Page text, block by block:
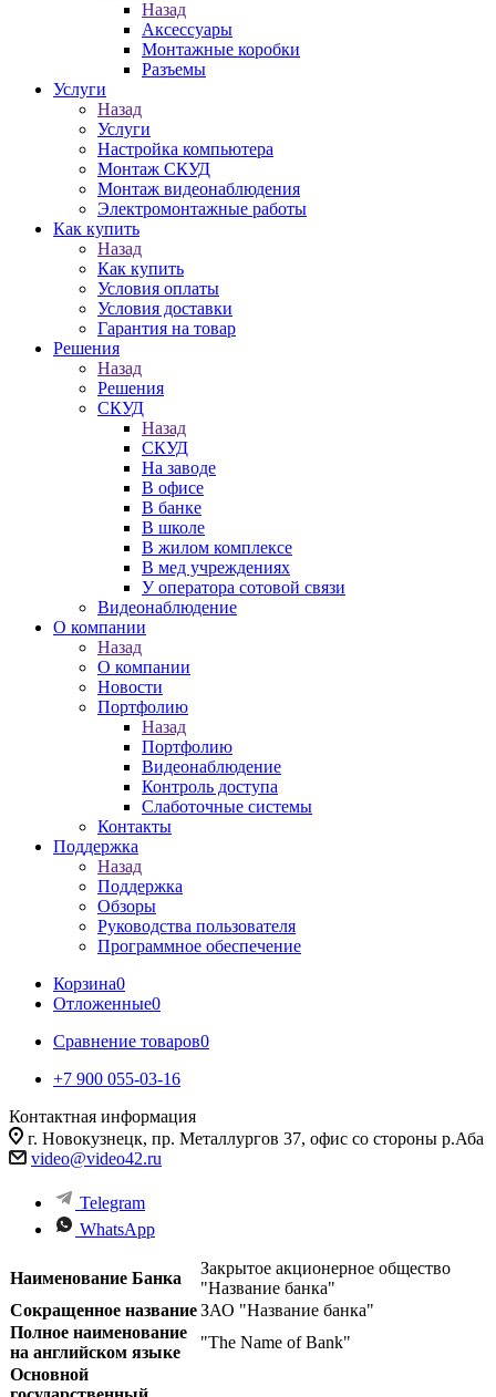
Назад
Аксессуары
Монтажные коробки
Разъемы
Услуги
Назад
Услуги
Настройка компьютера
Монтаж СКУД
Монтаж видеонаблюдения
Электромонтажные работы
Как купить
Назад
Как купить
Условия оплаты
Условия доставки
Гарантия на товар
Решения
Назад
Решения
СКУД
Назад
СКУД
На заводе
В офисе
В банке
В школе
В жилом комплексе
В мед учреждениях
У оператора сотовой связи
Видеонаблюдение
О компании
Назад
О компании
Новости
Портфолию
Назад
Портфолию
Видеонаблюдение
Контроль доступа
Слаботочные системы
Контакты
Поддержка
Назад
Поддержка
Обзоры
Руководства пользователя
Программное обеспечение
Корзина0
Отложенные0
Сравнение товаров0
+7 900 055-03-16
Контактная информация
г. Новокузнецк, пр. Металлургов 37, офис со стороны р.Аба
video@video42.ru
Telegram
WhatsApp
Наименование Банка
Закрытое акционерное общество
"Название банка"
Сокращенное названиеЗАО "Название банка"
Полное наименование
на английском языке
"The Name of Bank"
Основной